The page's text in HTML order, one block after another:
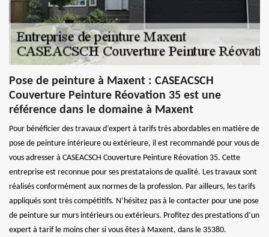
Pose de peinture à Maxent : CASEACSCH
Couverture Peinture Réovation 35 est une
référence dans le domaine à Maxent
Pour bénéficier des travaux d’expert à tarifs très abordables en matière de
pose de peinture intérieure ou extérieure, il est recommandé pour vous de
vous adresser à CASEACSCH Couverture Peinture Réovation 35. Cette
entreprise est reconnue pour ses prestataions de qualité. Les travaux sont
réalisés conformément aux normes de la profession. Par ailleurs, les tarifs
appliqués sont très compétitifs. N’hésitez pas à le contacter pour une pose
de peinture sur murs intérieurs ou extérieurs. Profitez des prestations d’un
expert à tarif le moins cher si vous êtes à Maxent, dans le 35380.